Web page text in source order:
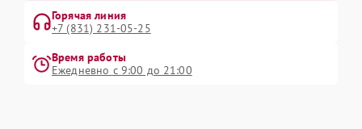
Горячая линия
+7 (831) 231-05-25
Время работы
Ежедневно с 9:00 до 21:00